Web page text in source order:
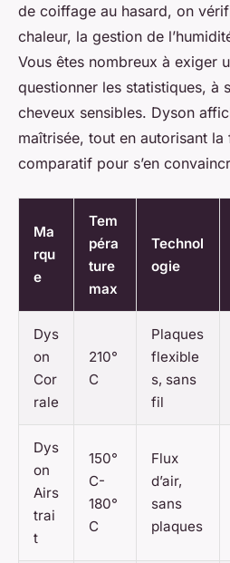
de coiffage au hasard, on
chaleur, la gestion de
Vous êtes nombreux à exiger
questionner les statistiques, à
cheveux sensibles. Dyson
maîtrisée, tout en autorisant
comparatif pour s’en
Ma
rqu
e
Tem
péra
ture
max
Technol
ogie
Dys
on
Cor
rale
210°
C
Plaques
flexible
s, sans
fil
Dys
on
Airs
trai
t
150°
C-
180°
C
Flux
d’air,
sans
plaques